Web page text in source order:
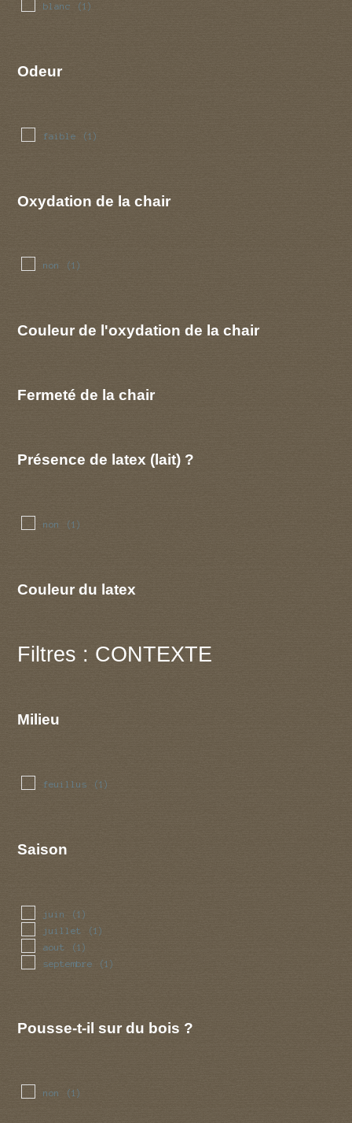
blanc (1)
Odeur
faible (1)
Oxydation de la chair
non (1)
Couleur de l'oxydation de la chair
Fermeté de la chair
Présence de latex (lait) ?
non (1)
Couleur du latex
Filtres : CONTEXTE
Milieu
feuillus (1)
Saison
juin (1)
juillet (1)
aout (1)
septembre (1)
Pousse-t-il sur du bois ?
non (1)